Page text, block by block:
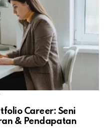
Career: Seni
& Pendapatan